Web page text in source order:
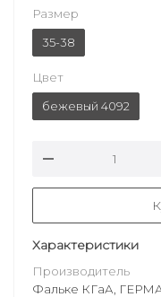
Размер
35-38
Цвет
бежевый 4092
Характеристики
Производитель
Фальке КГаА,